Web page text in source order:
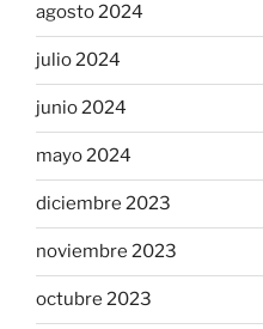
agosto 2024
julio 2024
junio 2024
mayo 2024
diciembre 2023
noviembre 2023
octubre 2023